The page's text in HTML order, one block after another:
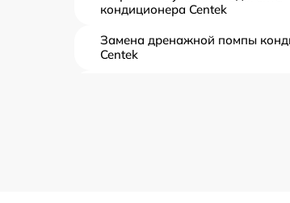
кондиционера Centek
Замена дренажной помпы
Centek